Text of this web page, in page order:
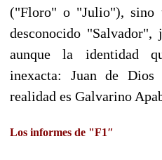
("Floro" o "Julio"), sino
desconocido
aunque la identidad
inexacta: Juan de Dios
realidad es Galvarino
Los informes de "F1″